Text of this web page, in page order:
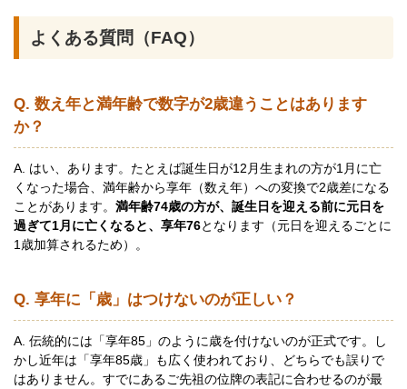
よくある質問（FAQ）
Q. 数え年と満年齢で数字が2歳違うことはあります
か？
A. はい、あります。たとえば誕生日が12月生まれの方が1月に亡
くなった場合、満年齢から享年（数え年）への変換で2歳差になる
ことがあります。 満年齢74歳の方が、誕生日を迎える前に元日を
過ぎて1月に亡くなると、享年76となります（元日を迎えるごとに
1歳加算されるため）。
Q. 享年に「歳」はつけないのが正しい？
A. 伝統的には「享年85」のように歳を付けないのが正式です。し
かし近年は「享年85歳」も広く使われており、どちらでも誤りで
はありません。すでにあるご先祖の位牌の表記に合わせるのが最